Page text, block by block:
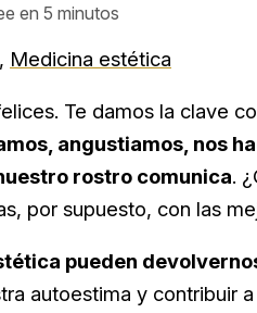
en 5 minutos
, Medicina estética
Te damos la clave
angustiamos, nos
rostro comunica.
por supuesto, con las
pueden
autoestima y contribuir